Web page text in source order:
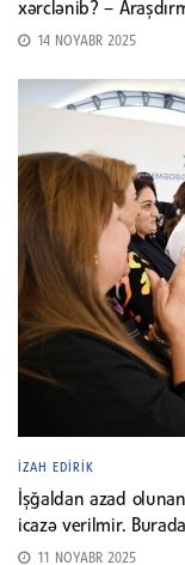
xərclənib? –
14 NOYABR 2025
İZAH EDIRIK
İşğaldan azad
icazə verilmir.
11 NOYABR 2025